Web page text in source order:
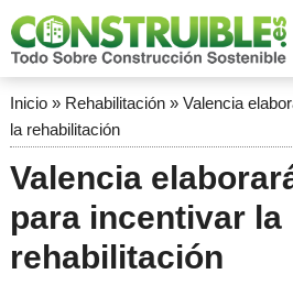
Inicio» Rehabilitación» Valencia
la rehabilitación
Valencia
para incentivar la
rehabilitación